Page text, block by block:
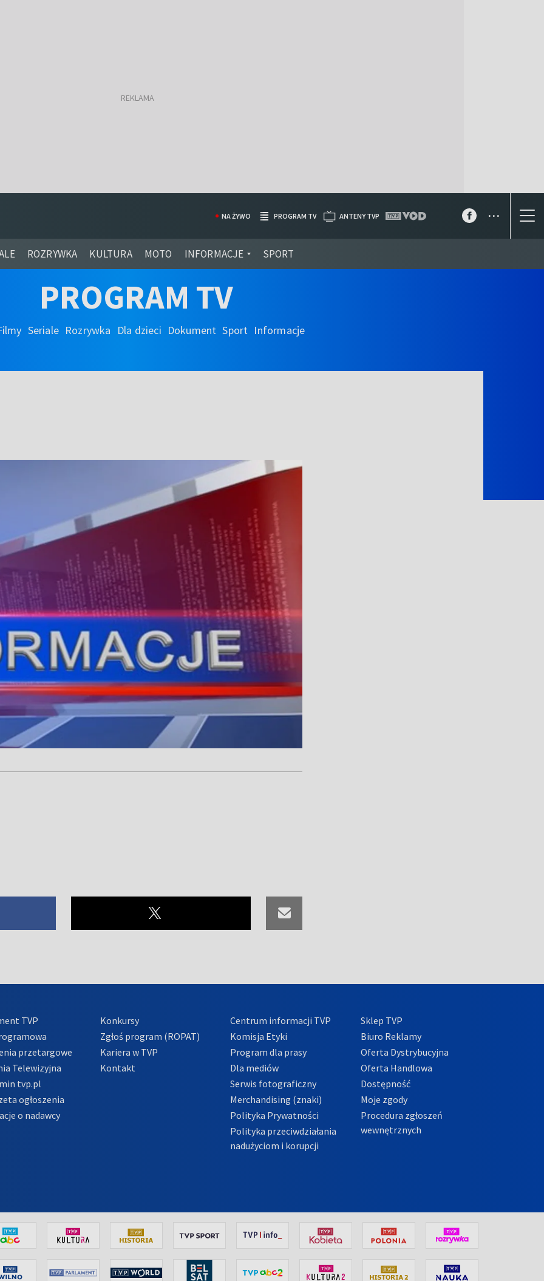
ROZRYWKA KULTURA MOTO INFORMACJE SPORT
NA ŻYWO PROGRAM TV ANTENY TVP ...
PROGRAM TV
Seriale Rozrywka Dla dzieci Dokument Sport Informacje
TVP
przetargowe
Telewizyjna
tvp.pl
ogłoszenia
o nadawcy
Konkursy
Zgłoś program (ROPAT)
Kariera w TVP
Kontakt
Centrum informacji TVP
Komisja Etyki
Program dla prasy
Dla mediów
Serwis fotograficzny
Merchandising (znaki)
Polityka Prywatności
Polityka przeciwdziałania
nadużyciom i korupcji
Sklep TVP
Biuro Reklamy
Oferta Dystrybucyjna
Oferta Handlowa
Dostępność
Moje zgody
Procedura zgłoszeń
wewnętrznych